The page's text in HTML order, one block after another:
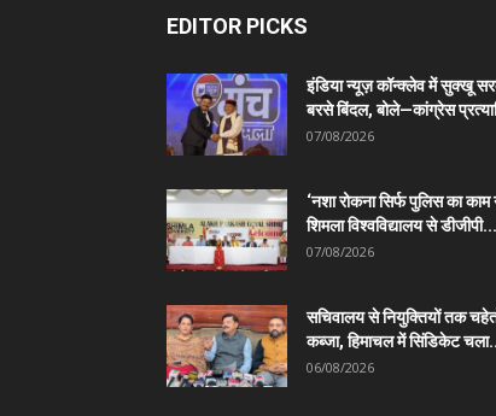
EDITOR PICKS
इंडिया न्यूज़ कॉन्क्लेव में सुक्खू
बरसे बिंदल, बोले—कांग्रेस
07/08/2026
‘नशा रोकना सिर्फ पुलिस का काम
शिमला विश्वविद्यालय से डीजीपी...
07/08/2026
सचिवालय से नियुक्तियों तक
कब्जा, हिमाचल में सिंडिकेट
06/08/2026